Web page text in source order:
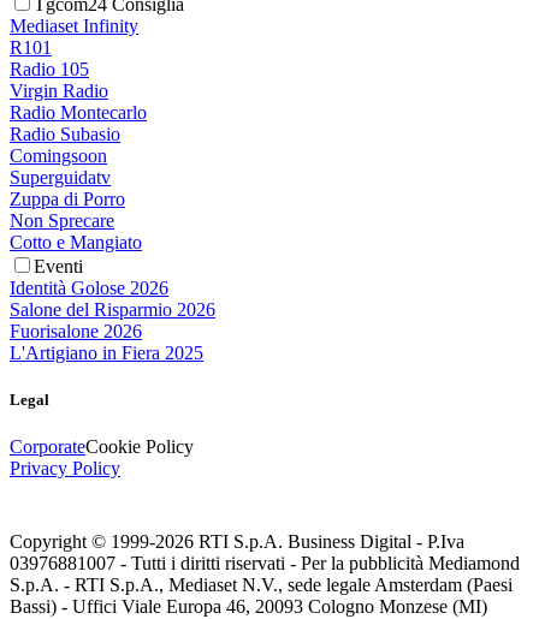
Mediaset Infinity
R101
Radio 105
Virgin Radio
Radio Montecarlo
Radio Subasio
Comingsoon
Superguidatv
Zuppa di Porro
Non Sprecare
Cotto e Mangiato
Eventi
Identità Golose 2026
Salone del Risparmio 2026
Fuorisalone 2026
L'Artigiano in Fiera 2025
Legal
CorporateCookie Policy
Privacy Policy
Copyright © 1999-2026 RTI S.p.A. Business Digital - P.Iva
03976881007 - Tutti i diritti riservati - Per la pubblicità Mediamond
S.p.A. - RTI S.p.A., Mediaset N.V., sede legale Amsterdam (Paesi
Bassi) - Uffici Viale Europa 46, 20093 Cologno Monzese (MI)